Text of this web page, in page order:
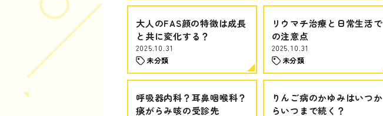
大人のFAS顔の特徴は成長
と共に変化する？
2025.10.31
未分類
リウマチ治療と日常生活で
の注意点
2025.10.31
未分類
呼吸器内科？耳鼻咽喉科？
痰がらみ咳の受診先
りんご病のかゆみはいつか
らいつまで続く？